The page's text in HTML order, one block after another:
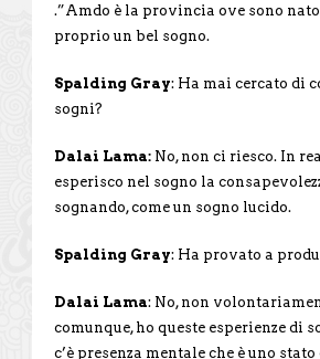
.”Amdo è la provincia ove sono
proprio un bel sogno.
Spalding Gray: Ha mai cercato di
sogni?
Dalai Lama: No, non ci riesco. In
esperisco nel sogno la
sognando, come un sogno lucido.
Spalding Gray: Ha provato a
Dalai Lama: No, non
comunque, ho queste esperienze di
c’è presenza mentale che è uno